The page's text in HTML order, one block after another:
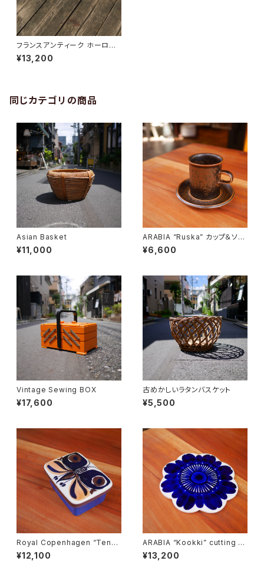
フランスアンティーク ホーロー
パエリアパン
¥13,200
同じカテゴリの商品
Asian Basket
¥11,000
ARABIA “Ruska” カップ＆ソー
サー
¥6,600
Vintage Sewing BOX
¥17,600
古めかしいラタンバスケット
¥5,500
Royal Copenhagen “Tener
a” Butter Case
¥12,100
ARABIA “Kookki” cutting b
oard
¥13,200